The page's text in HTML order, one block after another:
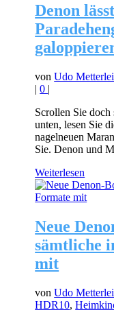
Denon
vonUdo
|0 |
Scrollen Sie doch
unten, lesen Sie
nagelneuen
Sie. Denon und
Weiterlesen
Neue
sämtliche
mit
vonUdo
HDR10,